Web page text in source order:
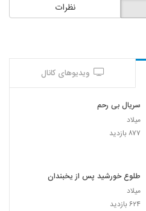
نظرات
ویدیوهای کانال
سریال بی رحم
میلاد
۸۷۷ بازدید
طلوع خورشید پس از یخبندان
میلاد
۶۲۴ بازدید